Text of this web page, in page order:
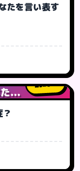
たを言い表す
...
20人